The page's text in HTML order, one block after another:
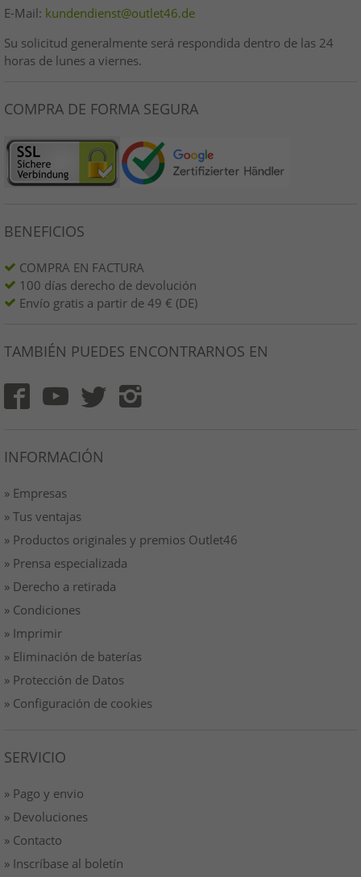
E-Mail: kundendienst@outlet46.de
Su solicitud generalmente será respondida dentro de las 24
horas de lunes a viernes.
COMPRA DE FORMA SEGURA
BENEFICIOS
COMPRA EN FACTURA
100 días derecho de devolución
Envío gratis a partir de 49 € (DE)
TAMBIÉN PUEDES ENCONTRARNOS EN
INFORMACIÓN
» Empresas
» Tus ventajas
» Productos originales y premios Outlet46
» Prensa especializada
» Derecho a retirada
» Condiciones
» Imprimir
» Eliminación de baterías
» Protección de Datos
» Configuración de cookies
SERVICIO
» Pago y envio
» Devoluciones
» Contacto
» Inscríbase al boletín